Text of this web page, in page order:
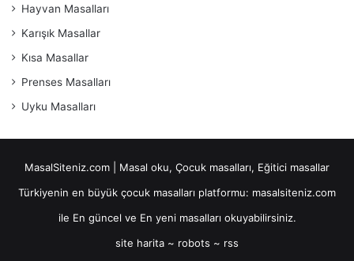
Hayvan Masalları
Karışık Masallar
Kısa Masallar
Prenses Masalları
Uyku Masalları
MasalSiteniz.com | Masal oku, Çocuk masalları, Eğitici masallar
Türkiyenin en büyük çocuk masalları platformu: masalsiteniz.com
ile En güncel ve En yeni masalları okuyabilirsiniz.
site harita ~ robots ~ rss